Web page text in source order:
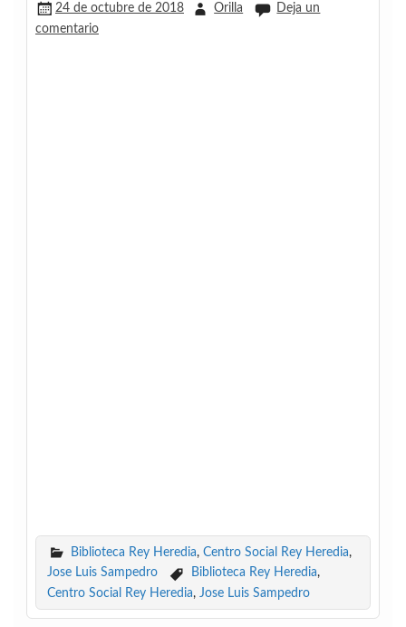
24 de octubre de 2018 Orilla
Deja un
comentario
Biblioteca Rey Heredia, Centro Social Rey Heredia,
Jose Luis Sampedro
Biblioteca Rey Heredia,
Centro Social Rey Heredia, Jose Luis Sampedro